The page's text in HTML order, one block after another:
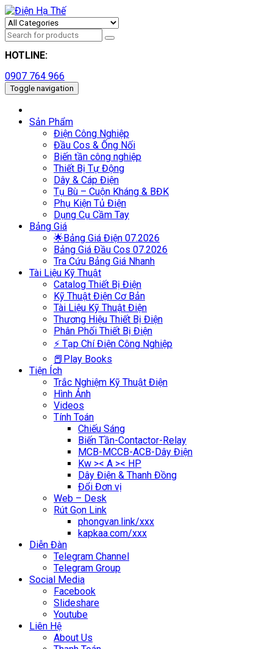
HOTLINE:
0907 764 966
Toggle navigation
Sản Phẩm
Điện Công Nghiệp
Đầu Cos & Ống Nối
Biến tần công nghiệp
Thiết Bị Tự Động
Dây & Cáp Điện
Tụ Bù – Cuộn Kháng & BĐK
Phụ Kiện Tủ Điện
Dụng Cụ Cầm Tay
Bảng Giá
🌟Bảng Giá Điện 07.2026
Bảng Giá Đầu Cos 07.2026
Tra Cứu Bảng Giá Nhanh
Tài Liệu Kỹ Thuật
Catalog Thiết Bị Điện
Kỹ Thuật Điện Cơ Bản
Tài Liệu Kỹ Thuật Điện
Thương Hiệu Thiết Bị Điện
Phân Phối Thiết Bị Điện
⚡ Tạp Chí Điện Công Nghiệp
📕Play Books
Tiện Ích
Trắc Nghiệm Kỹ Thuật Điện
Hình Ảnh
Videos
Tính Toán
Chiếu Sáng
Biến Tần-Contactor-Relay
MCB-MCCB-ACB-Dây Điện
Kw >< A >< HP
Dây Điện & Thanh Đồng
Đổi Đơn vị
Web – Desk
Rút Gọn Link
phongvan.link/xxx
kapkaa.com/xxx
Diễn Đàn
Telegram Channel
Telegram Group
Social Media
Facebook
Slideshare
Youtube
Liên Hệ
About Us